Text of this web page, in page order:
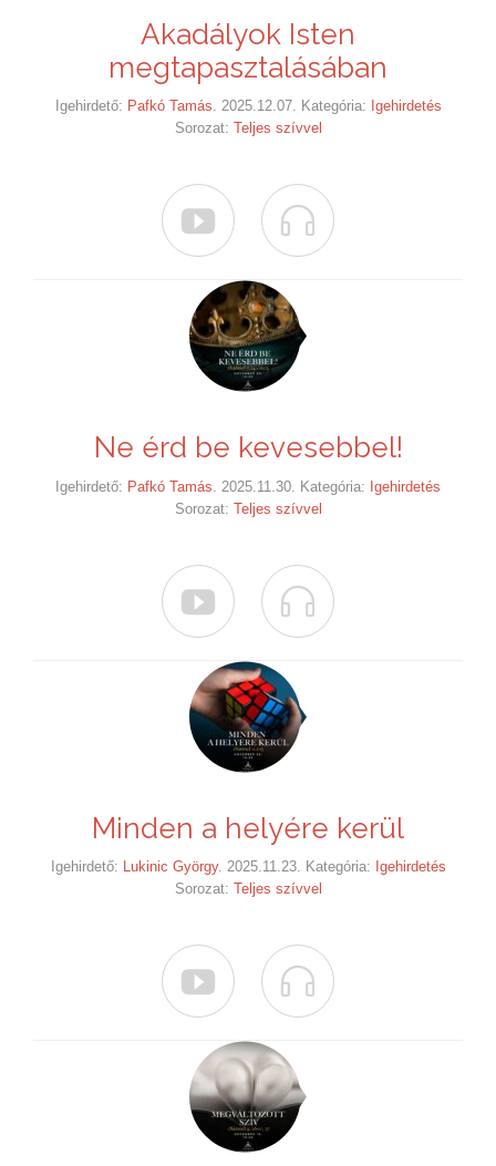
Akadályok Isten
megtapasztalásában
Igehirdető: Pafkó Tamás. 2025.12.07. Kategória: Igehirdetés
Sorozat: Teljes szívvel
 
Ne érd be kevesebbel!
Igehirdető: Pafkó Tamás . 2025.11.30. Kategória: Igehirdetés
Sorozat: Teljes szívvel
 
Minden a helyére kerül
Igehirdető: Lukinic György. 2025.11.23. Kategória: Igehirdetés
Sorozat: Teljes szívvel
 